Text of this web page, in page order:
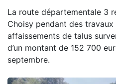
La route départementale 3
Choisy pendant des
affaissements de talus
d’un montant de 152 700
septembre.